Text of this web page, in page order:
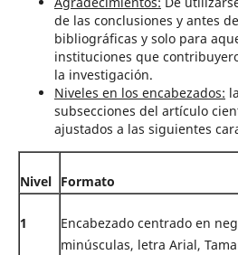
de las conclusiones y antes
bibliográficas y solo para
instituciones que
la investigación.
Niveles en los encabezados:
subsecciones del artículo
ajustados a las siguientes
Nivel Formato
1
Encabezado centrado en
minúsculas, letra Arial,